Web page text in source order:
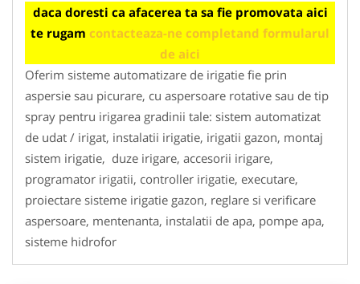
daca doresti ca afacerea ta sa fie promovata aici
te rugam contacteaza-ne completand formularul
de aici
Oferim sisteme automatizare de irigatie fie prin
aspersie sau picurare, cu aspersoare rotative sau de tip
spray pentru irigarea gradinii tale: sistem automatizat
de udat / irigat, instalatii irigatie, irigatii gazon, montaj
sistem irigatie, duze irigare, accesorii irigare,
programator irigatii, controller irigatie, executare,
proiectare sisteme irigatie gazon, reglare si verificare
aspersoare, mentenanta, instalatii de apa, pompe apa,
sisteme hidrofor